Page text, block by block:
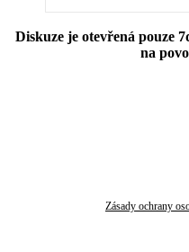
Diskuze je otevřená pouze
na
Zásady ochrany